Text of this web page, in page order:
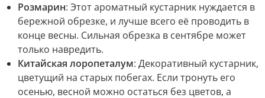
Розмарин: Этот ароматный кустарник нуждается в
бережной обрезке, и лучше всего её проводить в
конце весны. Сильная обрезка в сентябре может
только навредить.
Китайская лоропеталум: Декоративный кустарник,
цветущий на старых побегах. Если тронуть его
осенью, весной можно остаться без цветов, а